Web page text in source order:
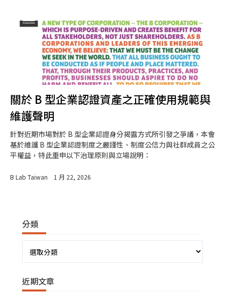
關於 B 型企業認證資產之正確使用規範與
維護聲明
針對近期市場對於 B 型企業認證身分揭露方式所引發之爭議，本會
基於維護 B 型企業認證制度之嚴謹性、制度公信力與社群成員之公
平權益，特此重申以下治理原則與立場說明：
B Lab Taiwan 1 月 22, 2026
分類
類
近期文章